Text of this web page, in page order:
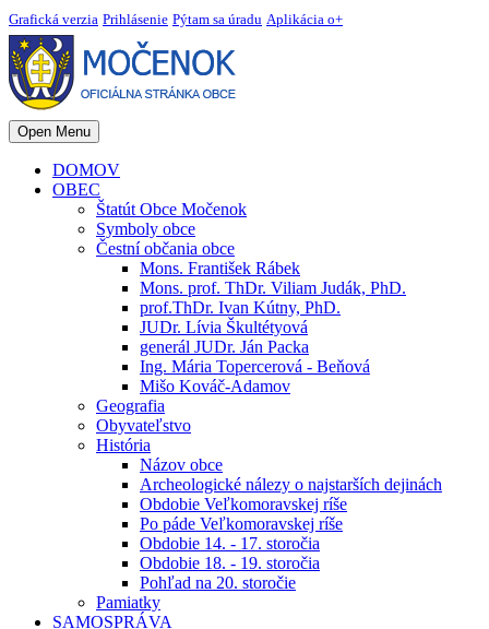
Grafická verzia Prihlásenie Pýtam sa úradu Aplikácia o+
Open Menu
DOMOV
OBEC
Štatút Obce Močenok
Symboly obce
Čestní občania obce
Mons. František Rábek
Mons. prof. ThDr. Viliam Judák, PhD.
prof.ThDr. Ivan Kútny, PhD.
JUDr. Lívia Škultétyová
generál JUDr. Ján Packa
Ing. Mária Topercerová - Beňová
Mišo Kováč-Adamov
Geografia
Obyvateľstvo
História
Názov obce
Archeologické nálezy o najstarších dejinách
Obdobie Veľkomoravskej ríše
Po páde Veľkomoravskej ríše
Obdobie 14. - 17. storočia
Obdobie 18. - 19. storočia
Pohľad na 20. storočie
Pamiatky
SAMOSPRÁVA